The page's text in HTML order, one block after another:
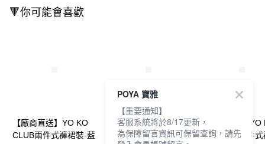
🔻你可能會喜歡
【廠商直送】YO KO
CLUB兩件式褲裙裝-藍
【廠商直送】YO KO
CLUB 童短袖兩件式裙
【廠商直送】YO
CLUB大女兩件
POYA 寶雅
【重要通知】
客服系統將於8/17更新，
為保障留言資訊可保留查詢，請先